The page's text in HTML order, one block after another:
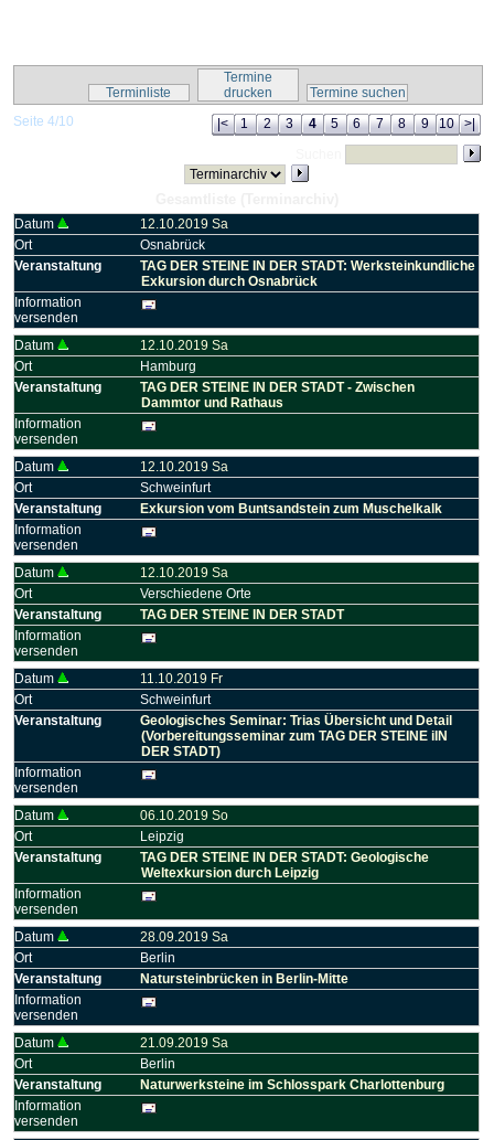
Terminliste
Termine
drucken
Termine suchen
Seite 4/10
|< 1 2 3 4 5 6 7 8 9 10 >|
Datum
12.10.2019 Sa
Ort
Osnabrück
Veranstaltung
TAG DER STEINE IN DER STADT: Werksteinkundliche
Exkursion durch Osnabrück
Information
versenden
Datum
12.10.2019 Sa
Ort
Hamburg
Veranstaltung
TAG DER STEINE IN DER STADT - Zwischen
Dammtor und Rathaus
Information
versenden
Datum
12.10.2019 Sa
Ort
Schweinfurt
Veranstaltung
Exkursion vom Buntsandstein zum Muschelkalk
Information
versenden
Datum
12.10.2019 Sa
Ort
Verschiedene Orte
Veranstaltung
TAG DER STEINE IN DER STADT
Information
versenden
Datum
11.10.2019 Fr
Ort
Schweinfurt
Veranstaltung
Geologisches Seminar: Trias Übersicht und Detail
(Vorbereitungsseminar zum TAG DER STEINE iIN
DER STADT)
Information
versenden
Datum
06.10.2019 So
Ort
Leipzig
Veranstaltung
TAG DER STEINE IN DER STADT: Geologische
Weltexkursion durch Leipzig
Information
versenden
Datum
28.09.2019 Sa
Ort
Berlin
Veranstaltung
Natursteinbrücken in Berlin-Mitte
Information
versenden
Datum
21.09.2019 Sa
Ort
Berlin
Veranstaltung
Naturwerksteine im Schlosspark Charlottenburg
Information
versenden